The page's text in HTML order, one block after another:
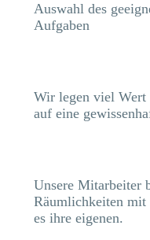
Auswahl des
Aufgaben
Wir legen viel
auf eine
Unsere Mitarbeiter
Räumlichkeiten mit
es ihre eigenen.